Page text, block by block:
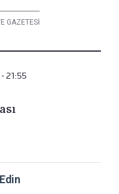
GAZETESİ
21:55